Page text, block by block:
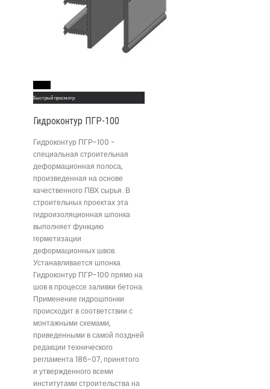
Быстрый просмотр
Гидроконтур ПГР-100
Гидроконтур ПГР-100 -
специальная строительная
деформационная полоса,
произведенная на основе
качественного ПВХ сырья. В
строительных проектах эта
гидроизоляционная шпонка
выполняет функцию
герметизации
деформационных швов.
Устанавливается шпонка
Гидроконтур ПГР-100 прямо на
шов в процессе заливки бетона.
Применение гидрошпонки
происходит в соответствии с
монтажными схемами,
приведенными в самой поздней
редакции технического
регламента 186-07, принятого
и утвержденного всеми
институтами строительства на